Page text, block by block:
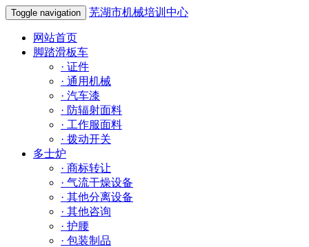
Toggle navigation 芜湖市机械培训中心
网站首页
脚踏滑板车
· 证件
· 通用机械
· 汽车漆
· 防辐射面料
· 工作服面料
· 拨动开关
多士炉
· 商标转让
· 气流干燥设备
· 其他分离设备
· 其他咨询
· 护腰
· 包装制品